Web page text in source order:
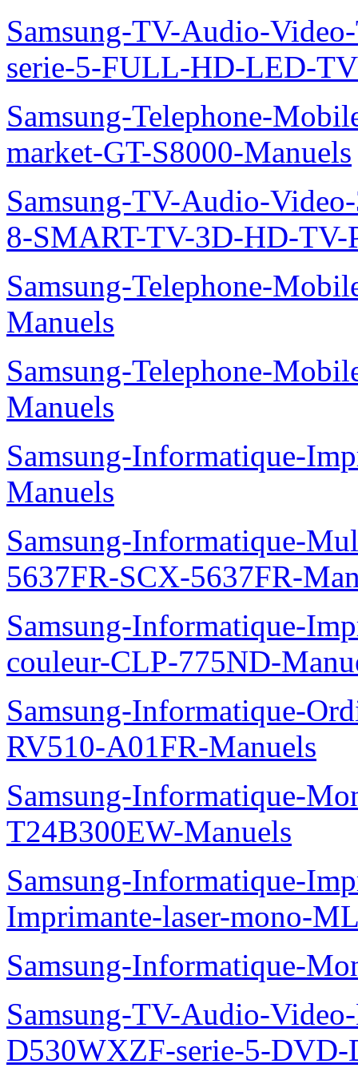
Samsung-TV-Audio-
serie-5-FULL-HD-LED-
Samsung-Telephone-
market-GT-S8000-Manuels
Samsung-TV-Audio-
8-SMART-TV-3D-HD-TV-
Samsung-Telephone-
Manuels
Samsung-Telephone-
Manuels
Samsung-Informatique-
Manuels
Samsung-Informatique-
5637FR-SCX-5637FR-
Samsung-Informatique-
couleur-CLP-775ND-
Samsung-Informatique-
RV510-A01FR-Manuels
Samsung-Informatique-
T24B300EW-Manuels
Samsung-Informatique-
Imprimante-laser-mono-
Samsung-Informatique-
Samsung-TV-Audio-
D530WXZF-serie-5-DVD-